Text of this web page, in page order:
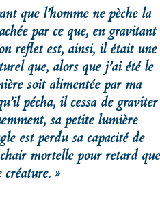
que l’homme ne pèche la
par ce que, en gravitant
reflet est, ainsi, il était une
que, alors que j’ai été le
soit alimentée par ma
pécha, il cessa de graviter
sa petite lumière
est perdu sa capacité de
mortelle pour retard que
créature. »